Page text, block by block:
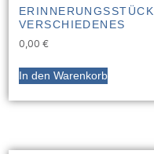
ERINNERUNGSSTÜCK
VERSCHIEDENES
0,00 €
In den Warenkorb